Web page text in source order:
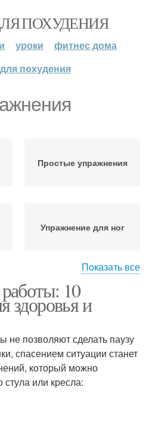
ПОХУДЕНИЯ
уроки
фитнес дома
похудения
Простые упражнения
Упражнение для ног
Аналогичные
упражнения
Показать все
10
здоровья и
не позволяют сделать паузу
спасением ситуации станет
который можно
или кресла: